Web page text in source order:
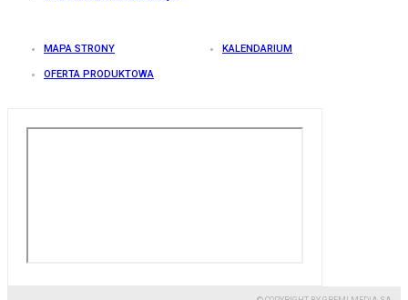
MAPA STRONY KALENDARIUM
OFERTA PRODUKTOWA